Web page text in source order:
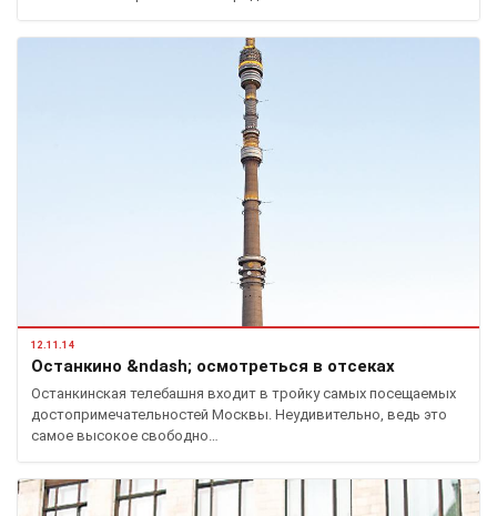
12.11.14
Останкино &ndash; осмотреться в отсеках
Останкинская телебашня входит в тройку самых посещаемых
достопримечательностей Москвы. Неудивительно, ведь это
самое высокое свободно…